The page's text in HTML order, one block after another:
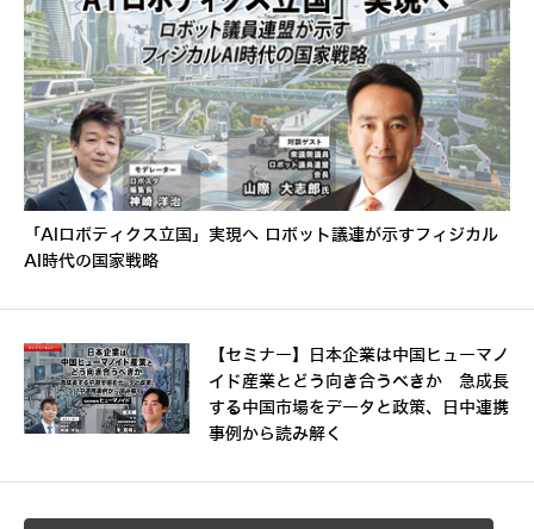
「AIロボティクス立国」実現へ ロボット議連が示すフィジカル
AI時代の国家戦略
【セミナー】日本企業は中国ヒューマノ
イド産業とどう向き合うべきか 急成長
する中国市場をデータと政策、日中連携
事例から読み解く